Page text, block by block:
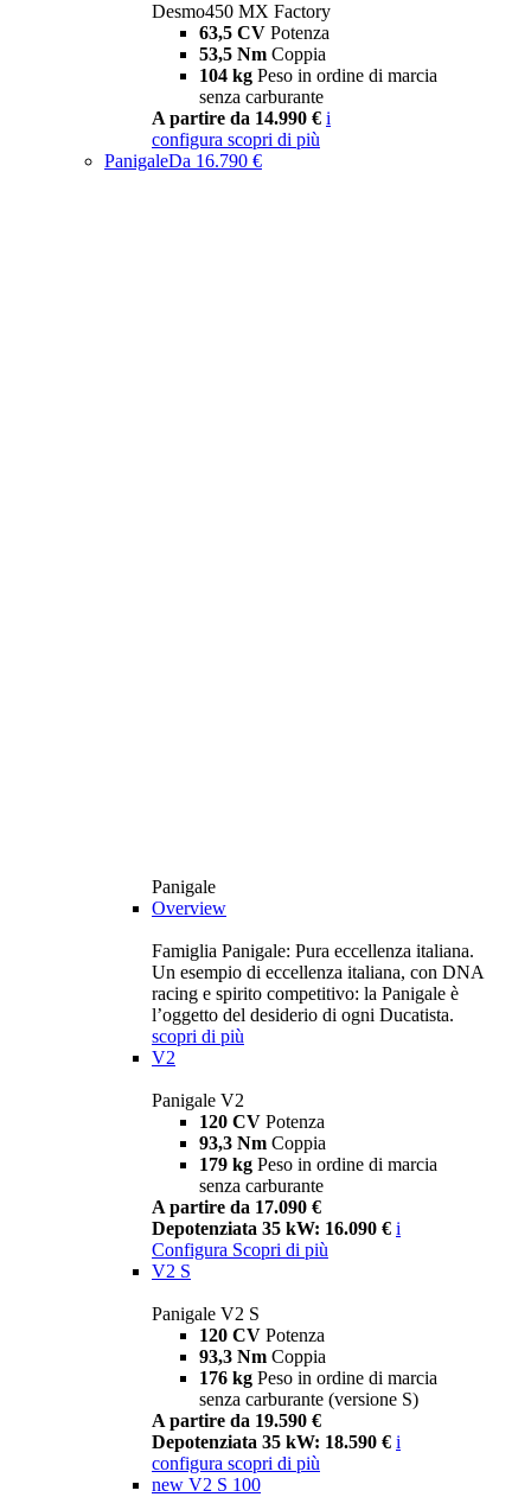
Desmo450 MX Factory
63,5 CV Potenza
53,5 Nm Coppia
104 kg Peso in ordine di marcia
senza carburante
A partire da 14.990 € i
configura scopri di più
PanigaleDa 16.790 €
Panigale
Overview
Famiglia Panigale: Pura eccellenza italiana.
Un esempio di eccellenza italiana, con DNA
racing e spirito competitivo: la Panigale è
l’oggetto del desiderio di ogni Ducatista.
scopri di più
V2
Panigale V2
120 CV Potenza
93,3 Nm Coppia
179 kg Peso in ordine di marcia
senza carburante
A partire da 17.090 €
Depotenziata 35 kW: 16.090 € i
Configura Scopri di più
V2 S
Panigale V2 S
120 CV Potenza
93,3 Nm Coppia
176 kg Peso in ordine di marcia
senza carburante (versione S)
A partire da 19.590 €
Depotenziata 35 kW: 18.590 € i
configura scopri di più
new V2 S 100